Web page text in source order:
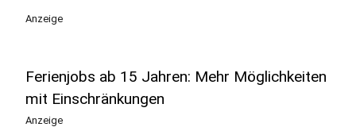
Anzeige
Ferienjobs ab 15 Jahren: Mehr Möglichkeiten
mit Einschränkungen
Anzeige